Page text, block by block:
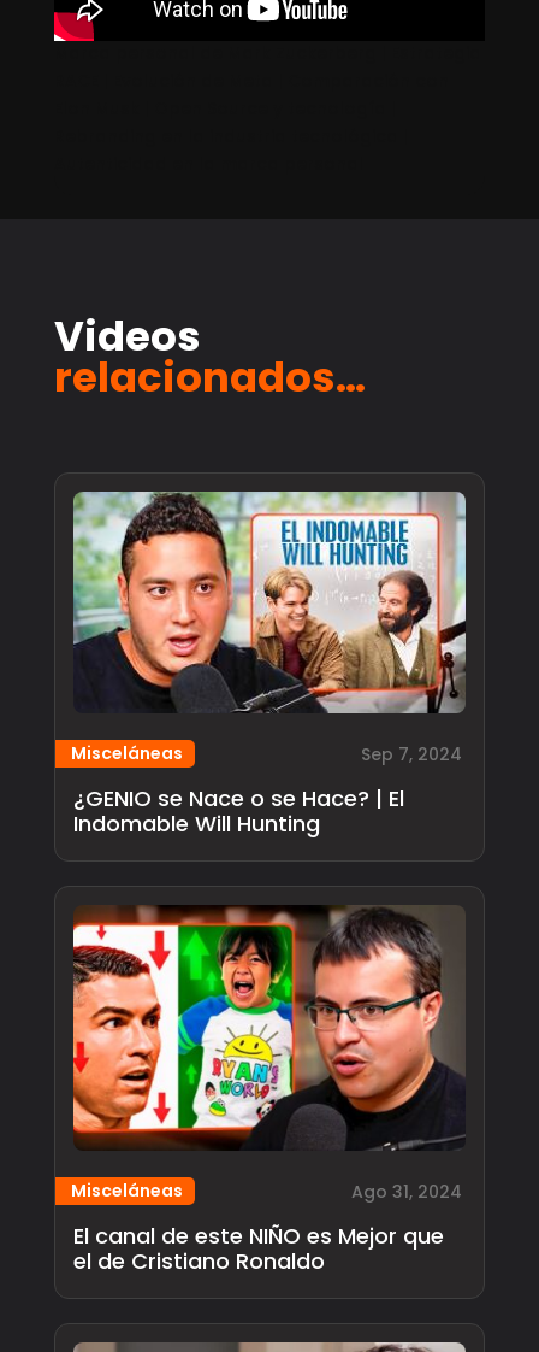
Videos
relacionados…
Misceláneas Sep 7, 2024
¿GENIO se Nace o se Hace? | El
Indomable Will Hunting
Misceláneas Ago 31, 2024
El canal de este NIÑO es Mejor que
el de Cristiano Ronaldo